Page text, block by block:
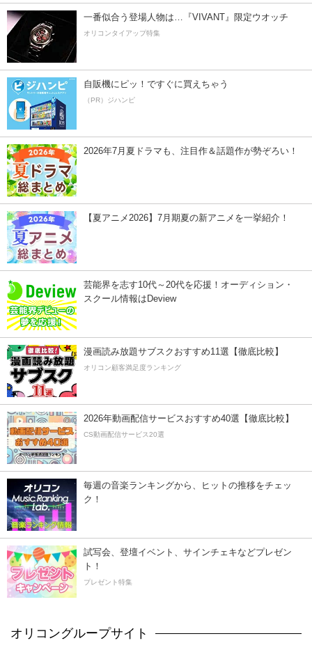
一番似合う登場人物は…『VIVANT』限定ウオッチ
オリコンタイアップ特集
自販機にピッ！ですぐに買えちゃう
（PR）ジハンピ
2026年7月夏ドラマも、注目作＆話題作が勢ぞろい！
【夏アニメ2026】7月期夏の新アニメを一挙紹介！
芸能界を志す10代～20代を応援！オーディション・
スクール情報はDeview
漫画読み放題サブスクおすすめ11選【徹底比較】
オリコン顧客満足度ランキング
2026年動画配信サービスおすすめ40選【徹底比較】
CS動画配信サービス20選
毎週の音楽ランキングから、ヒットの推移をチェッ
ク！
試写会、登壇イベント、サインチェキなどプレゼン
ト！
プレゼント特集
オリコングループサイト